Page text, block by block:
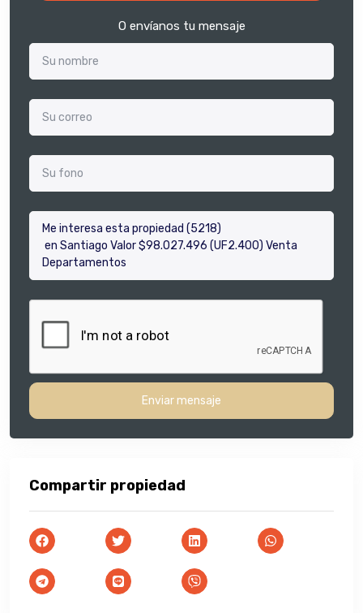
O envíanos tu mensaje
Enviar mensaje
Compartir propiedad